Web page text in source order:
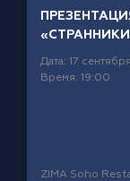
Дата: 17
Время: 19:00
ZIMA Soho